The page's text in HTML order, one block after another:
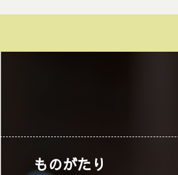
ものがたり